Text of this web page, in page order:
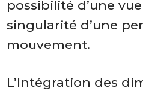
possibilité d’une
singularité d’une
mouvement.
L’Intégration des